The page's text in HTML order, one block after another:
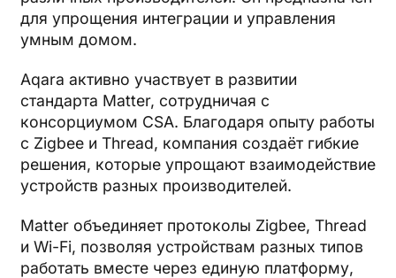
для упрощения интеграции и управления
умным домом.
Aqara активно участвует в развитии
стандарта Matter, сотрудничая с
консорциумом CSA. Благодаря опыту работы
с Zigbee и Thread, компания создаёт гибкие
решения, которые упрощают взаимодействие
устройств разных производителей.
Matter объединяет протоколы Zigbee, Thread
и Wi-Fi, позволяя устройствам разных типов
работать вместе через единую платформу,